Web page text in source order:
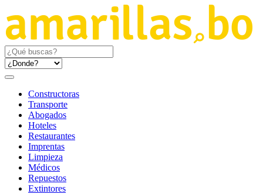
Constructoras
Transporte
Abogados
Hoteles
Restaurantes
Imprentas
Limpieza
Médicos
Repuestos
Extintores